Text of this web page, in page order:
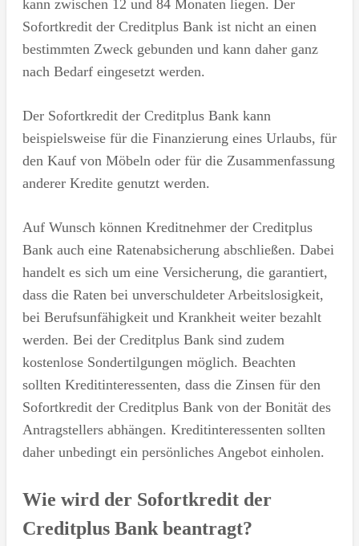
kann zwischen 12 und 84 Monaten liegen. Der
Sofortkredit der Creditplus Bank ist nicht an einen
bestimmten Zweck gebunden und kann daher ganz
nach Bedarf eingesetzt werden.
Der Sofortkredit der Creditplus Bank kann
beispielsweise für die Finanzierung eines Urlaubs, für
den Kauf von Möbeln oder für die Zusammenfassung
anderer Kredite genutzt werden.
Auf Wunsch können Kreditnehmer der Creditplus
Bank auch eine Ratenabsicherung abschließen. Dabei
handelt es sich um eine Versicherung, die garantiert,
dass die Raten bei unverschuldeter Arbeitslosigkeit,
bei Berufsunfähigkeit und Krankheit weiter bezahlt
werden. Bei der Creditplus Bank sind zudem
kostenlose Sondertilgungen möglich. Beachten
sollten Kreditinteressenten, dass die Zinsen für den
Sofortkredit der Creditplus Bank von der Bonität des
Antragstellers abhängen. Kreditinteressenten sollten
daher unbedingt ein persönliches Angebot einholen.
Wie wird der Sofortkredit der
Creditplus Bank beantragt?